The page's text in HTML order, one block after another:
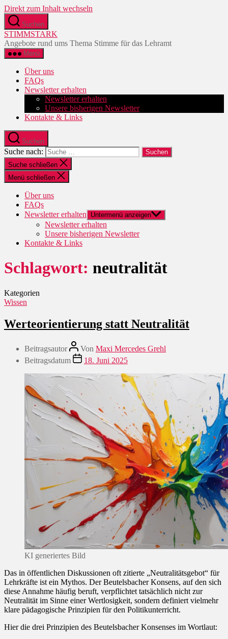
Direkt zum Inhalt wechseln
Suchen
STIMMSTARK
Angebote rund ums Thema Stimme für das Lehramt
Menü
Über uns
FAQs
Newsletter erhalten
Newsletter erhalten
Unsere bisherigen Newsletter
Kontakte & Links
Suchen
Suche nach:
Suche schließen
Menü schließen
Über uns
FAQs
Newsletter erhalten
Untermenü anzeigen
Newsletter erhalten
Unsere bisherigen Newsletter
Kontakte & Links
Schlagwort: neutralität
Kategorien
Wissen
Werteorientierung statt Neutralität
Beitragsautor Von Maxi Mercedes Grehl
Beitragsdatum
18. Juni 2025
KI generiertes Bild
Das in öffentlichen Diskussionen oft zitierte „Neutralitätsgebot“ für
Lehrkräfte ist ein Mythos. Der Beutelsbacher Konsens, auf den sich
diese Annahme häufig beruft, verpflichtet tatsächlich nicht zur
Neutralität im Sinne einer Wertlosigkeit, sondern definiert vielmehr
klare pädagogische Prinzipien für den Politikunterricht.
Hier die drei Prinzipien des Beutelsbacher Konsenses im Wortlaut: